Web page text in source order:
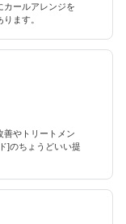
カールアレンジを
ます。
善やトリートメン
]のちょうどいい提